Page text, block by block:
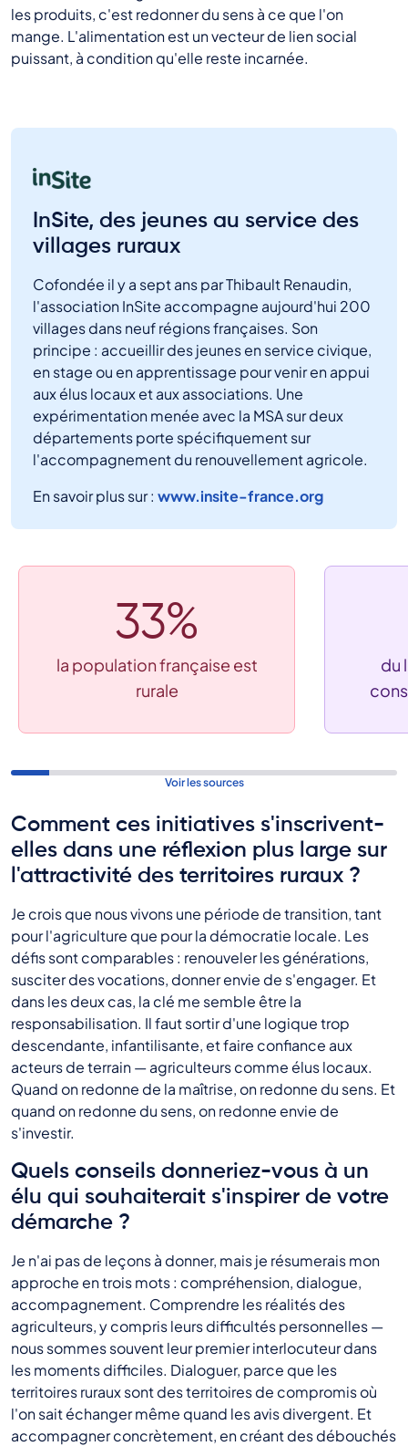
les produits, c'est redonner du sens à ce que l'on
mange. L'alimentation est un vecteur de lien social
puissant, à condition qu'elle reste incarnée.
InSite, des jeunes au service des
villages ruraux
Cofondée il y a sept ans par Thibault Renaudin,
l'association InSite accompagne aujourd'hui 200
villages dans neuf régions françaises. Son
principe : accueillir des jeunes en service civique,
en stage ou en apprentissage pour venir en appui
aux élus locaux et aux associations. Une
expérimentation menée avec la MSA sur deux
départements porte spécifiquement sur
l'accompagnement du renouvellement agricole.
En savoir plus sur : www.insite-france.org
33%
la population française est
rurale
du
Voir les sources
Comment ces initiatives s'inscrivent-
elles dans une réflexion plus large sur
l'attractivité des territoires ruraux ?
Je crois que nous vivons une période de transition, tant
pour l'agriculture que pour la démocratie locale. Les
défis sont comparables : renouveler les générations,
susciter des vocations, donner envie de s'engager. Et
dans les deux cas, la clé me semble être la
responsabilisation. Il faut sortir d'une logique trop
descendante, infantilisante, et faire confiance aux
acteurs de terrain — agriculteurs comme élus locaux.
Quand on redonne de la maîtrise, on redonne du sens. Et
quand on redonne du sens, on redonne envie de
s'investir.
Quels conseils donneriez-vous à un
élu qui souhaiterait s'inspirer de votre
démarche ?
Je n'ai pas de leçons à donner, mais je résumerais mon
approche en trois mots : compréhension, dialogue,
accompagnement. Comprendre les réalités des
agriculteurs, y compris leurs difficultés personnelles —
nous sommes souvent leur premier interlocuteur dans
les moments difficiles. Dialoguer, parce que les
territoires ruraux sont des territoires de compromis où
l'on sait échanger même quand les avis divergent. Et
accompagner concrètement, en créant des débouchés